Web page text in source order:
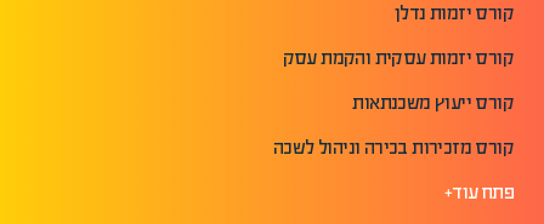
קורס יזמות נדלן
קורס יזמות עסקית והקמת עסק
קורס ייעוץ משכנתאות
קורס מזכירות בכירה וניהול לשכה
פתח עוד+